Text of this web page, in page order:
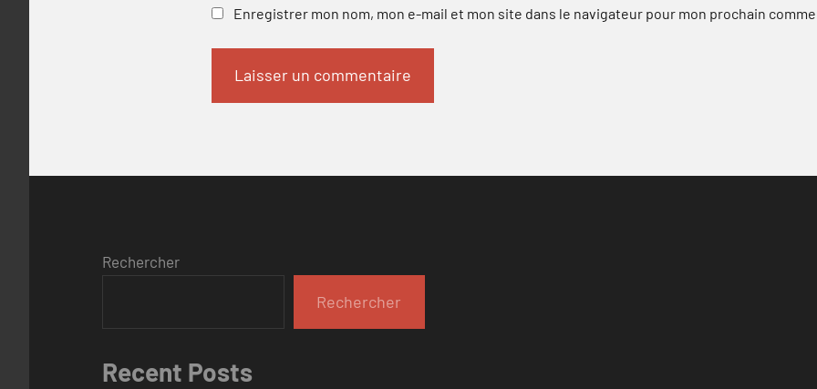
Enregistrer mon nom, mon e-mail et mon site dans le navigateur pour mon prochain
Rechercher
Rechercher
Recent Posts